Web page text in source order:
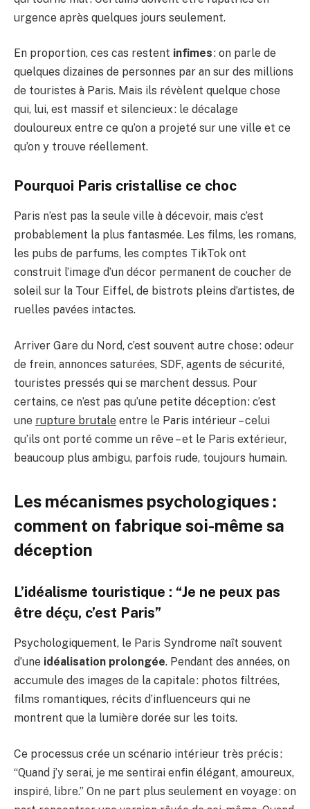
urgence après quelques jours seulement.
En proportion, ces cas restent infimes: on parle de
quelques dizaines de personnes par an sur des millions
de touristes à Paris. Mais ils révèlent quelque chose
qui, lui, est massif et silencieux : le décalage
douloureux entre ce qu’on a projeté sur une ville et ce
qu’on y trouve réellement.
Pourquoi Paris cristallise ce choc
Paris n’est pas la seule ville à décevoir, mais c’est
probablement la plus fantasmée. Les films, les romans,
les pubs de parfums, les comptes TikTok ont
construit l’image d’un décor permanent de coucher de
soleil sur la Tour Eiffel, de bistrots pleins d’artistes, de
ruelles pavées intactes.
Arriver Gare du Nord, c’est souvent autre chose : odeur
de frein, annonces saturées, SDF, agents de sécurité,
touristes pressés qui se marchent dessus. Pour
certains, ce n’est pas qu’une petite déception : c’est
une rupture brutale entre le Paris intérieur – celui
qu’ils ont porté comme un rêve – et le Paris extérieur,
beaucoup plus ambigu, parfois rude, toujours humain.
Les mécanismes psychologiques :
comment on fabrique soi-même sa
déception
L’idéalisme touristique : “Je ne peux pas
être déçu, c’est Paris”
Psychologiquement, le Paris Syndrome naît souvent
d’une idéalisation prolongée. Pendant des années, on
accumule des images de la capitale : photos filtrées,
films romantiques, récits d’influenceurs qui ne
montrent que la lumière dorée sur les toits.
Ce processus crée un scénario intérieur très précis :
“Quand j’y serai, je me sentirai enfin élégant, amoureux,
inspiré, libre.” On ne part plus seulement en voyage : on